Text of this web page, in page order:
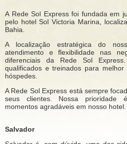
A Rede Sol Express foi fundada em
pelo hotel Sol Victoria Marina,
Bahia.
A localização estratégica do
atendimento e flexibilidade nas
diferenciais da Rede Sol
qualificados e treinados para
hóspedes.
A Rede Sol Express está sempre
seus clientes. Nossa prioridade
momentos agradáveis em nosso hotel.
Salvador